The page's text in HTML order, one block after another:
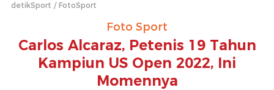
detikSport FotoSport
Foto Sport
Carlos Alcaraz, Petenis 19 Tahun
Kampiun US Open 2022, Ini
Momennya